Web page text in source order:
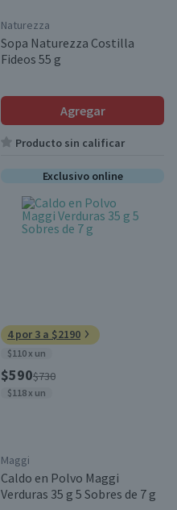
Naturezza
Sopa Naturezza Costilla
Fideos 55 g
Agregar
Producto sin calificar
Exclusivo online
4 por 3 a $2190
$110 x un
$590$730
$118 x un
Maggi
Caldo en Polvo Maggi
Verduras 35 g 5 Sobres de 7 g